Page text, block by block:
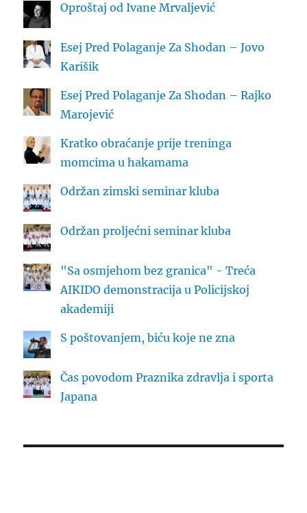
Oproštaj od Ivane Mrvaljević
Esej Pred Polaganje Za Shodan – Jovo
Karišik
Esej Pred Polaganje Za Shodan – Rajko
Marojević
Kratko obraćanje prije treninga
momcima u hakamama
Održan zimski seminar kluba
Održan proljećni seminar kluba
"Sa osmjehom bez granica" - Treća
AIKIDO demonstracija u Policijskoj
akademiji
S poštovanjem, biću koje ne zna
Čas povodom Praznika zdravlja i sporta
Japana